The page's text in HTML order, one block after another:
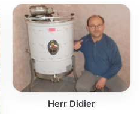
Herr Didier